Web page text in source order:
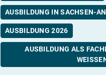
AUSBILDUNG IN SACHSEN-
AUSBILDUNG 2026
AUSBILDUNG ALS